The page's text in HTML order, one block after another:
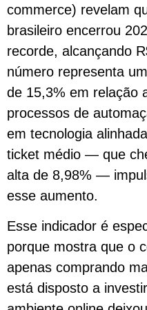
commerce) revelam
brasileiro encerrou
recorde, alcançando
número representa
de 15,3% em relação
processos de
em tecnologia
ticket médio — que
alta de 8,98% —
esse aumento.
Esse indicador é
porque mostra que o
apenas comprando
está disposto a